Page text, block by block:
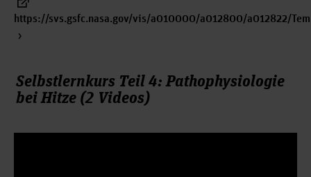
https://svs.gsfc.nasa.gov/vis/a010000/a012800/a012822/
Selbstlernkurs Teil 4: Pathophysiologie
bei Hitze (2 Videos)